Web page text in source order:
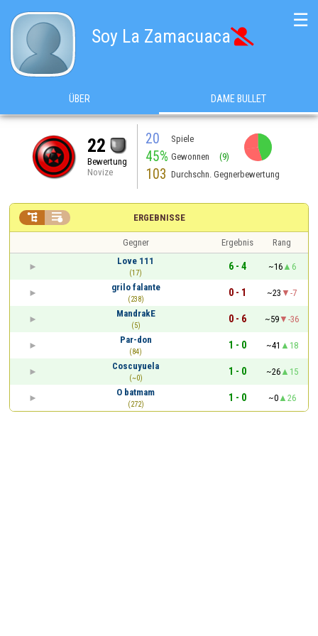
Soy La Zamacuaca
☰
ÜBER DAME BULLET
22
Bewertung
Novize
20 Spiele
45% Gewonnen (9)
103 Durchschn. Gegnerbewertung
ERGEBNISSE
 
Gegner Ergebnis
Rang
Love 111
(17)
6 - 4 ~16
6
grilo falante
(238)
0 - 1 ~23
-7
MandrakE
(5)
0 - 6 ~59
-36
Par-don
(84)
1 - 0 ~41
18
Coscuyuela
(~0)
1 - 0 ~26
15
O batmam
(272)
1 - 0 ~0 26